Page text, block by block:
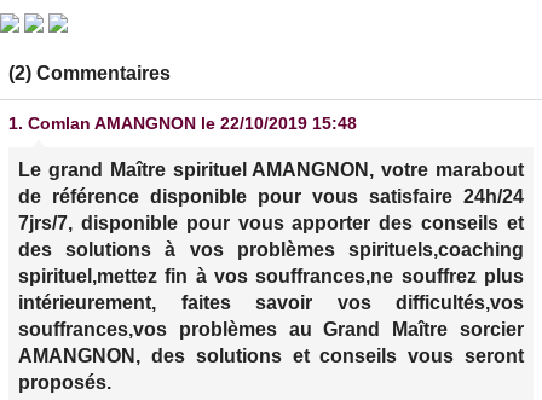
(2) Commentaires
1. Comlan AMANGNON le 22/10/2019 15:48
Le grand Maître spirituel AMANGNON, votre marabout
de référence disponible pour vous satisfaire 24h/24
7jrs/7, disponible pour vous apporter des conseils et
des solutions à vos problèmes spirituels,coaching
spirituel,mettez fin à vos souffrances,ne souffrez plus
intérieurement, faites savoir vos difficultés,vos
souffrances,vos problèmes au Grand Maître sorcier
AMANGNON, des solutions et conseils vous seront
proposés.